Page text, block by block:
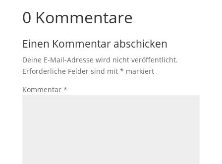
0 Kommentare
Einen Kommentar abschicken
Deine E-Mail-Adresse wird nicht veröffentlicht.
Erforderliche Felder sind mit * markiert
Kommentar *